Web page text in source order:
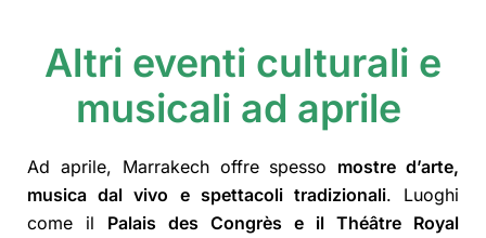
Altri eventi culturali e
musicali ad aprile
Ad aprile, Marrakech offre spesso mostre d’arte,
musica dal vivo e spettacoli tradizionali. Luoghi
come il Palais des Congrès e il Théâtre Royal